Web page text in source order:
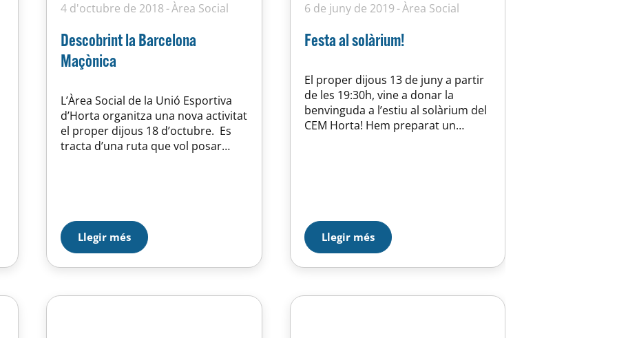
4 d'octubre de 2018 Àrea Social
Descobrint la Barcelona
Maçònica
L’Àrea Social de la Unió Esportiva
d’Horta organitza una nova activitat
el proper dijous 18 d’octubre. Es
tracta d’una ruta que vol posar
pràctiques satàniques… Poques
tradicions desperten tanta
curiositat com la maçoneria. A casa
nostra la persecució dels…
Llegir més
6 de juny de 2019 Àrea Social
Festa al solàrium!
El proper dijous 13 de juny a partir
de les 19:30h, vine a donar la
benvinguda a l’estiu al solàrium del
CEM Horta! Hem preparat un
una activitat…
Llegir més